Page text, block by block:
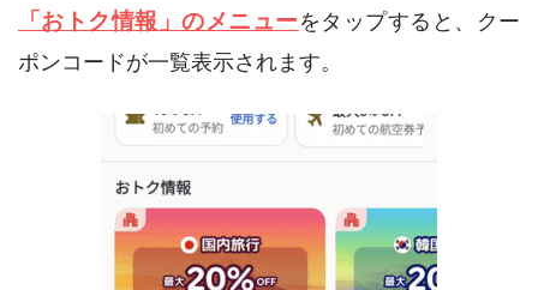
「おトク情報」のメニュー をタップすると、クー
ポンコードが一覧表示されます。